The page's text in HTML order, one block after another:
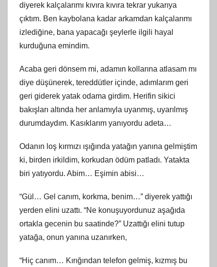
diyerek kalçalarımı kıvıra kıvıra tekrar yukarıya
çıktım. Ben kaybolana kadar arkamdan kalçalarımı
izlediğine, bana yapacağı şeylerle ilgili hayal
kurduğuna emindim.
Acaba geri dönsem mi, adamın kollarına atlasam mı
diye düşünerek, tereddütler içinde, adımlarım geri
geri giderek yatak odama girdim. Herifin sikici
bakışları altında her anlamıyla uyanmış, uyarılmış
durumdaydım. Kasıklarım yanıyordu adeta…
Odanın loş kırmızı ışığında yatağın yanına gelmiştim
ki, birden irkildim, korkudan ödüm patladı. Yatakta
biri yatıyordu. Abim… Eşimin abisi…
“Gül… Gel canım, korkma, benim…” diyerek yattığı
yerden elini uzattı. “Ne konuşuyordunuz aşağıda
ortakla gecenin bu saatinde?” Uzattığı elini tutup
yatağa, onun yanına uzanırken,
“Hiç canım… Kırığından telefon gelmiş, kızmış bu